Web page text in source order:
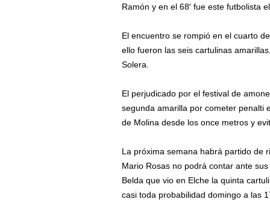
Ramón y en el 68′ fue este futbolista
El encuentro se rompió en el cuarto
ello fueron las seis cartulinas
Solera.
El perjudicado por el festival de
segunda amarilla por cometer penalti
de Molina desde los once metros y
La próxima semana habrá partido de
Mario Rosas no podrá contar ante
Belda que vio en Elche la quinta
casi toda probabilidad domingo a las